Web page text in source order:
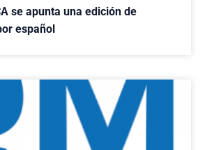
se apunta una edición de
español